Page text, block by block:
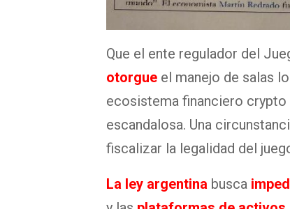
Que el ente regulador del
otorgue el manejo de salas
ecosistema financiero crypto
escandalosa. Una
fiscalizar la legalidad del
La ley argentina busca